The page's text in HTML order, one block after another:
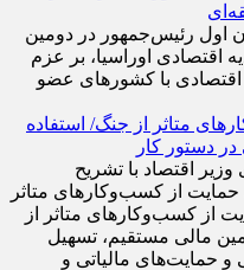
اول رئیس‌جمهور در دومین
اقتصادی اوراسیا، بر عزم
اقتصادی با کشورهای عضو
متاثر از جنگ/ استفاده
در دستور کار
اقتصاد با تشریح
حمایت از کسب‌وکار‌های متاثر
از کسب‌وکار‌های متاثر از
مالی مستقیم، تسهیل
و حمایت‌های مالیاتی و